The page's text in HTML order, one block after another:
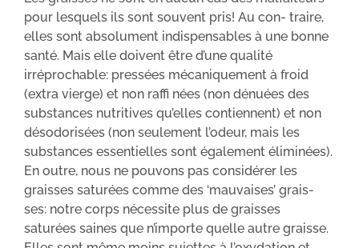
pour lesquels ils sont souvent pris! Au con- traire,
elles sont absolument indispensables à une bonne
santé. Mais elle doivent être d’une qualité
irréprochable: pressées mécaniquement à froid
(extra vierge) et non raffi nées (non dénuées des
substances nutritives qu’elles contiennent) et non
désodorisées (non seulement l’odeur, mais les
substances essentielles sont également éliminées).
En outre, nous ne pouvons pas considérer les
graisses saturées comme des ‘mauvaises’ grais-
ses: notre corps nécessite plus de graisses
saturées saines que n’importe quelle autre graisse.